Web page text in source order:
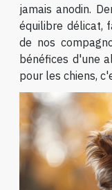
jamais anodin.
équilibre délicat,
de nos
bénéfices d'une
pour les chiens,